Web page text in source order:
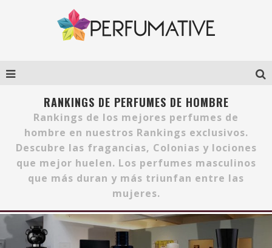
RANKINGS DE PERFUMES DE HOMBRE
Rankings de los mejores perfumes de
hombre en nuestros Rankings exclusivos.
Descubre las fragancias, Colonias y lociones
que mejor huelen. Los perfumes masculinos
que más duran y más triunfan entre las
mujeres.